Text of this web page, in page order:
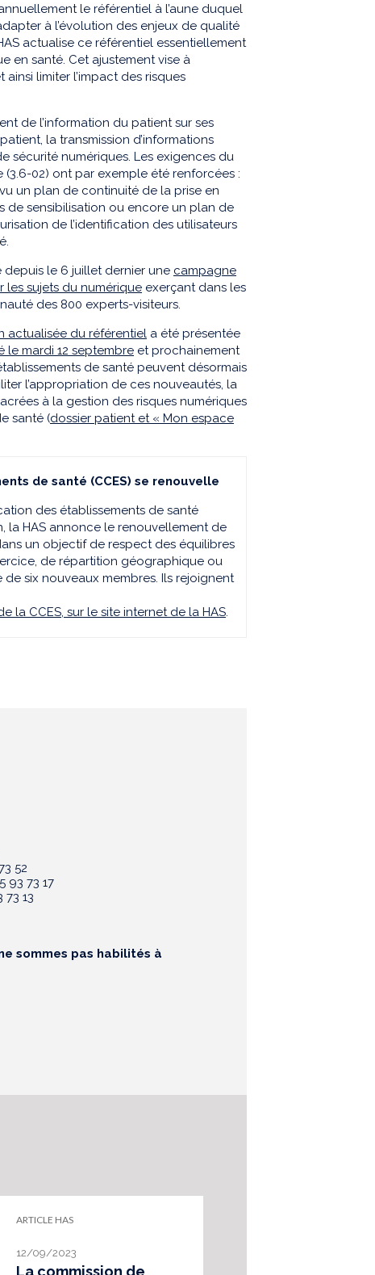
le référentiel à l’aune duquel
à l’évolution des enjeux de qualité
actualise ce référentiel essentiellement
en santé. Cet ajustement vise à
limiter l’impact des risques
de l’information du patient sur ses
la transmission d’informations
sécurité numériques. Les exigences du
(3.6-02) ont par exemple été renforcées :
un plan de continuité de la prise en
de sensibilisation ou encore un plan de
de l’identification des utilisateurs
depuis le 6 juillet dernier une campagne
les sujets du numérique exerçant dans les
des 800 experts-visiteurs.
actualisée du référentiel a été présentée
le mardi 12 septembre et prochainement
de santé peuvent désormais
l’appropriation de ces nouveautés, la
à la gestion des risques numériques
santé (dossier patient et « Mon espace
de santé (CCES) se renouvelle
des établissements de santé
la HAS annonce le renouvellement de
un objectif de respect des équilibres
de répartition géographique ou
six nouveaux membres. Ils rejoignent
la CCES, sur le site internet de la HAS.
52
93 73 17
13
sommes pas habilités à
ARTICLE HAS
12/09/2023
La commission de